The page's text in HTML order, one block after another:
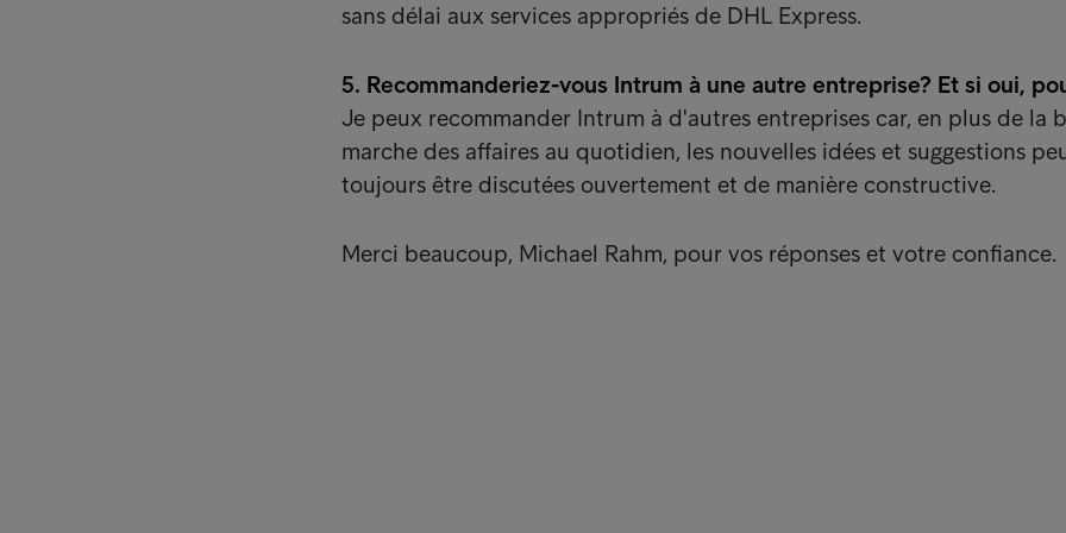
sans délai aux services appropriés de DHL Express.
5. Recommanderiez-vous Intrum à une autre entreprise? Et si oui,
Je peux recommander Intrum à d'autres entreprises car, en plus de la
marche des affaires au quotidien, les nouvelles idées et suggestions
toujours être discutées ouvertement et de manière constructive.
Merci beaucoup, Michael Rahm, pour vos réponses et votre confiance.